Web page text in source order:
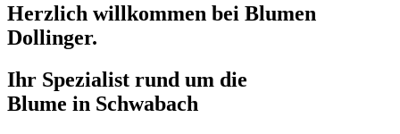
Herzlich willkommen bei Blumen
Dollinger.
Ihr Spezialist rund um die
Blume in Schwabach